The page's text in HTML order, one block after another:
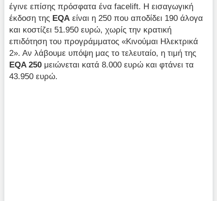
έγινε επίσης πρόσφατα ένα facelift. Η εισαγωγική
έκδοση της EQA είναι η 250 που αποδίδει 190 άλογα
και κοστίζει 51.950 ευρώ, χωρίς την κρατική
επιδότηση του προγράμματος «Κινούμαι Ηλεκτρικά
2». Αν λάβουμε υπόψη μας το τελευταίο, η τιμή της
EQA 250 μειώνεται κατά 8.000 ευρώ και φτάνει τα
43.950 ευρώ.